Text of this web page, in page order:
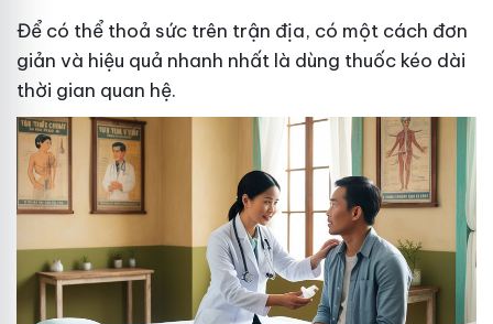
Để có thể thoả sức trên trận địa, có một cách đơn
giản và hiệu quả nhanh nhất là dùng thuốc kéo dài
thời gian quan hệ.